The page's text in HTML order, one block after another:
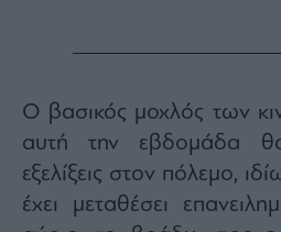
You
can
out
any
time.
This
site
Ο βασικός μοχλός των
αυτή την εβδομάδα
εξελίξεις στον πόλεμο,
έχει μεταθέσει